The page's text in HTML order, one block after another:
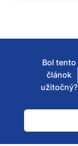
Bol tento
článok
užitočný?